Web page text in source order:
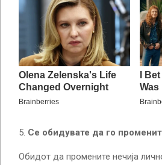
Се обидувате да го
Обидот да промените нечија